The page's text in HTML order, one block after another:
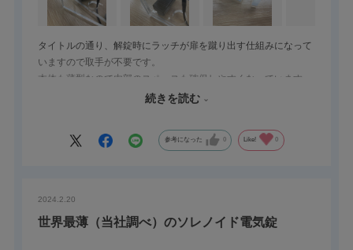
タイトルの通り、解錠時にラッチが扉を蹴り出す仕組みになって
いますので取手が不要です。
本体も薄型なので内部のスペースも確保しやすくなっています。
また、内蔵されているマイクロスイッチを活用することで、添付
続きを読む
参考になった 0 Like! 0
2024.2.20
世界最薄（当社調べ）のソレノイド電気錠